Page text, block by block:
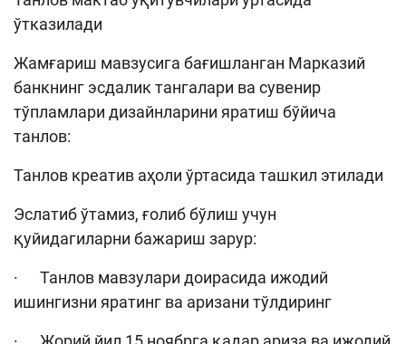
ўтказилади
Жамғариш мавзусига бағишланган Марказий
банкнинг эсдалик тангалари ва сувенир
тўпламлари дизайнларини яратиш бўйича
танлов:
Танлов креатив аҳоли ўртасида ташкил этилади
Эслатиб ўтамиз, ғолиб бўлиш учун
қуйидагиларни бажариш зарур:
· Танлов мавзулари доирасида ижодий
ишингизни яратинг ва аризани тўлдиринг